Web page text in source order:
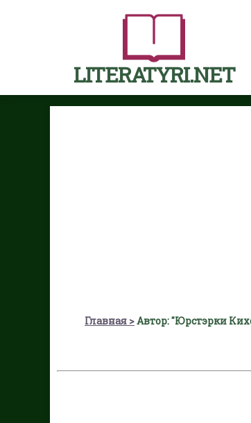
LITERATYRI.NET
Главная Автор: "Юрстэрки